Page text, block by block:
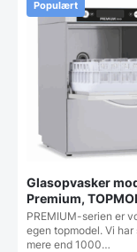
Populært
Glasopvasker
Premium,
40×40 bakker
PREMIUM-serien er
egen topmodel. Vi har
mere end 1000…